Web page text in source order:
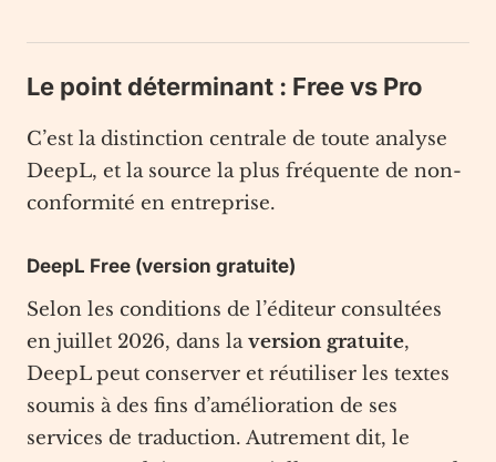
Le point déterminant : Free vs Pro
C’est la distinction centrale de toute analyse
DeepL, et la source la plus fréquente de non-
conformité en entreprise.
DeepL Free (version gratuite)
Selon les conditions de l’éditeur consultées
en juillet 2026, dans laversion gratuite,
DeepL peut conserver et réutiliser les textes
soumis à des fins d’amélioration de ses
services de traduction. Autrement dit, le